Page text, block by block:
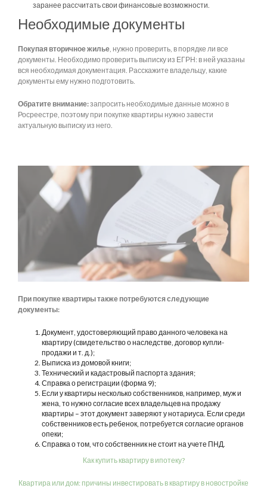
заранее рассчитать свои финансовые возможности.
Необходимые документы
Покупая вторичное жилье, нужно проверить, в порядке ли все
документы. Необходимо проверить выписку из ЕГРН: в ней указаны
вся необходимая документация. Расскажите владельцу, какие
документы ему нужно подготовить.
Обратите внимание:запросить необходимые данные можно в
Росреестре, поэтому при покупке квартиры нужно завести
актуальную выписку из него.
При покупке квартиры также потребуются следующие
документы:
Документ, удостоверяющий право данного человека на
квартиру (свидетельство о наследстве, договор купли-
продажи и т. д.);
Выписка из домовой книги;
Технический и кадастровый паспорта здания;
Справка о регистрации (форма 9);
Если у квартиры несколько собственников, например, муж и
жена, то нужно согласие всех владельцев на продажу
квартиры – этот документ заверяют у нотариуса. Если среди
собственников есть ребенок, потребуется согласие органов
опеки;
Справка о том, что собственник не стоит на учете ПНД.
Как купить квартиру в ипотеку?
Квартира или дом: причины инвестировать в квартиру в новостройке